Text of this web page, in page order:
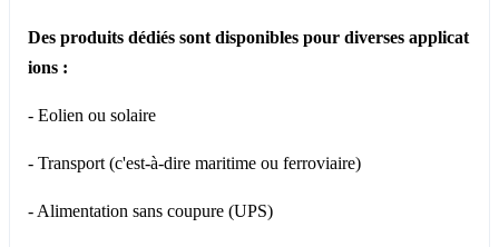
Des produits dédiés sont disponibles pour diverses applicat
ions :
- Eolien ou solaire
- Transport (c'est-à-dire maritime ou ferroviaire)
- Alimentation sans coupure (UPS)